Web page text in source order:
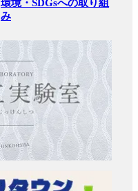
環境・SDGsへの取り組
み